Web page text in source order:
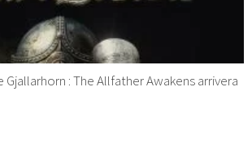
: The Allfather Awakens arrivera